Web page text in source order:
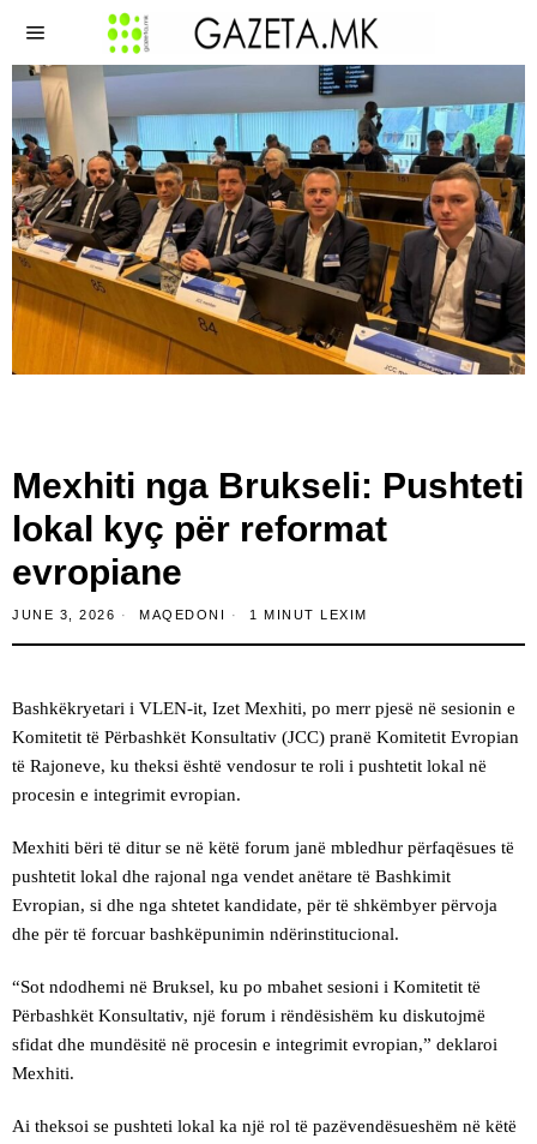
Mexhiti nga Brukseli: Pushteti
lokal kyç për reformat
evropiane
JUNE 3, 2026 MAQEDONI 1 MINUT LEXIM
Bashkëkryetari i VLEN-it, Izet Mexhiti, po merr pjesë në sesionin e
Komitetit të Përbashkët Konsultativ (JCC) pranë Komitetit Evropian
të Rajoneve, ku theksi është vendosur te roli i pushtetit lokal në
procesin e integrimit evropian.
Mexhiti bëri të ditur se në këtë forum janë mbledhur përfaqësues të
pushtetit lokal dhe rajonal nga vendet anëtare të Bashkimit
Evropian, si dhe nga shtetet kandidate, për të shkëmbyer përvoja
dhe për të forcuar bashkëpunimin ndërinstitucional.
“Sot ndodhemi në Bruksel, ku po mbahet sesioni i Komitetit të
Përbashkët Konsultativ, një forum i rëndësishëm ku diskutojmë
sfidat dhe mundësitë në procesin e integrimit evropian,” deklaroi
Mexhiti.
Ai theksoi se pushteti lokal ka një rol të pazëvendësueshëm në këtë